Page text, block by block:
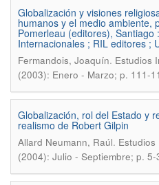
Globalización y visiones
humanos y el medio ambiente,
Pomerleau (editores), Santiago
Internacionales ; RIL editores ;
Fermandois, Joaquín. Estudios
(2003): Enero - Marzo; p. 111-
Globalización, rol del Estado y
realismo de Robert Gilpin
Allard Neumann, Raúl.
(2004): Julio - Septiembre; p. 5-